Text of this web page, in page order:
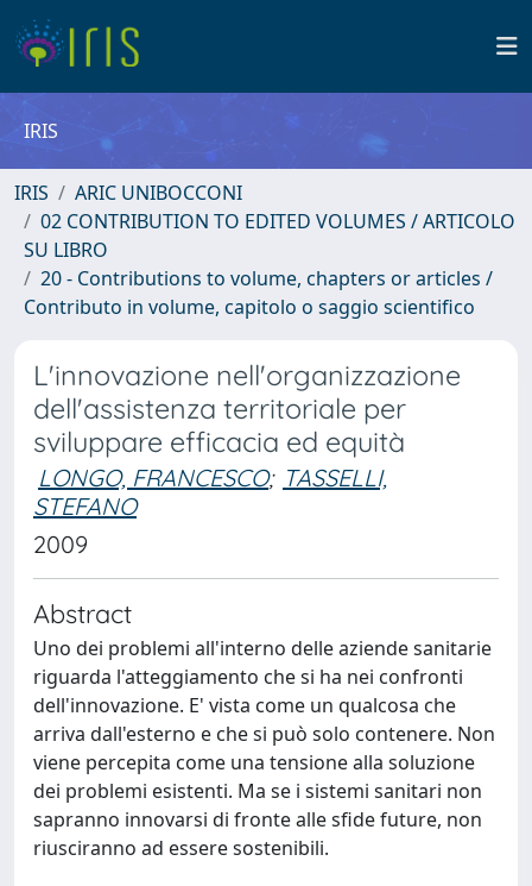
IRIS
IRIS
ARIC UNIBOCCONI
02 CONTRIBUTION TO EDITED VOLUMES / ARTICOLO
SU LIBRO
20 - Contributions to volume, chapters or articles /
Contributo in volume, capitolo o saggio scientifico
L'innovazione nell'organizzazione
dell'assistenza territoriale per
sviluppare efficacia ed equità
LONGO, FRANCESCO; TASSELLI,
STEFANO
2009
Abstract
Uno dei problemi all'interno delle aziende sanitarie
riguarda l'atteggiamento che si ha nei confronti
dell'innovazione. E' vista come un qualcosa che
arriva dall'esterno e che si può solo contenere. Non
viene percepita come una tensione alla soluzione
dei problemi esistenti. Ma se i sistemi sanitari non
sapranno innovarsi di fronte alle sfide future, non
riusciranno ad essere sostenibili.